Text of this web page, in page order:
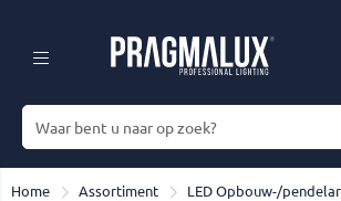
Home Assortiment LED Opbouw-/